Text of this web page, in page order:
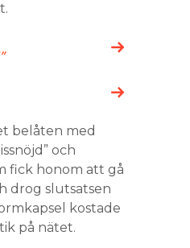
belåten med
och
fick honom att gå
drog slutsatsen
kostade
på nätet.